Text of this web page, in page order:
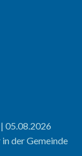
05.08.2026
der Gemeinde